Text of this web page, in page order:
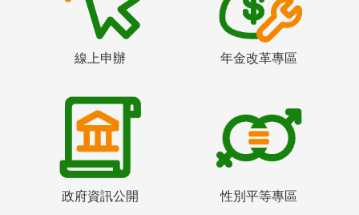
線上申辦 年金改革專區
政府資訊公開 性別平等專區